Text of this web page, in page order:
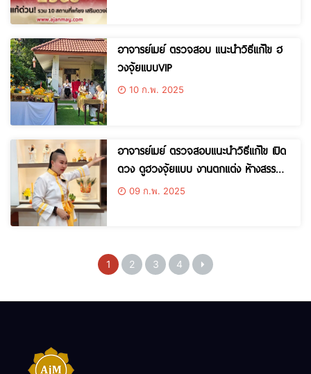
อาจารย์เมย์ ตรวจสอบ แนะนำวิธีแก้ไข ฮ
วงจุ้ยแบบVIP
10 ก.พ. 2025
อาจารย์เมย์ ตรวจสอบ​แนะนำวิธีแก้ไข เปิด
ดวง ดูฮวงจุ้ย​แบบ งานตกแต่ง ห้างสรรพ
สินค้าระดับ Luxury
09 ก.พ. 2025
1 2 3 4